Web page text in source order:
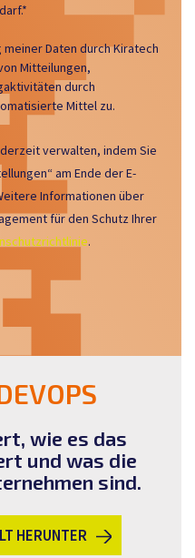
*
Daten durch Kiratech
Mitteilungen,
durch
Mittel zu.
verwalten, indem Sie
am Ende der E-
Informationen über
für den Schutz Ihrer
.
wie es das
und was die
sind.
HERUNTER